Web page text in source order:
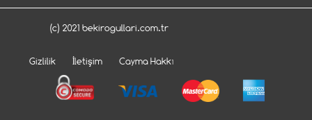
(c) 2021 bekirogullari.com.tr
Gizlilik İletişim Cayma Hakkı